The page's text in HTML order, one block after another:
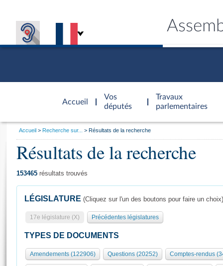
Accueil
d'accueil
Vos
députés
Travaux
parlementaires
Présidence
577 députés
Groupes politiques
Séance publique
Commissions et autres organes
Europe et International
Général
Rôle et pouvoirs de l'Assemblée
Organisation de l'Assemblée
Visiter l'Assemblée
Visite virtuelle du palais Bourbon
Assister à une séance
Vous
Accueil Recherche sur... Résultats de la recherche
Résultats de la recherche
153465 résultats trouvés
LÉGISLATURE (Cliquez sur l'un des boutons pour faire un choix)
17e législature (X) Précédentes législatures
TYPES DE DOCUMENTS
Amendements (122906) Questions (20252) Comptes-rendus